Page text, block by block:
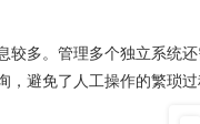
多。管理多个独立系统
避免了人工操作的繁琐过